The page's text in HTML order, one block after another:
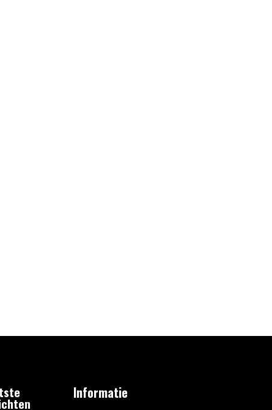
Informatie